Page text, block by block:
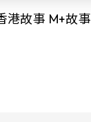
港故事 M+故事